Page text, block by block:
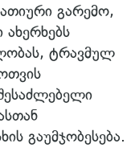
გარემო,
ახერხებს
ტრავმულ
გაუმჯობესება.